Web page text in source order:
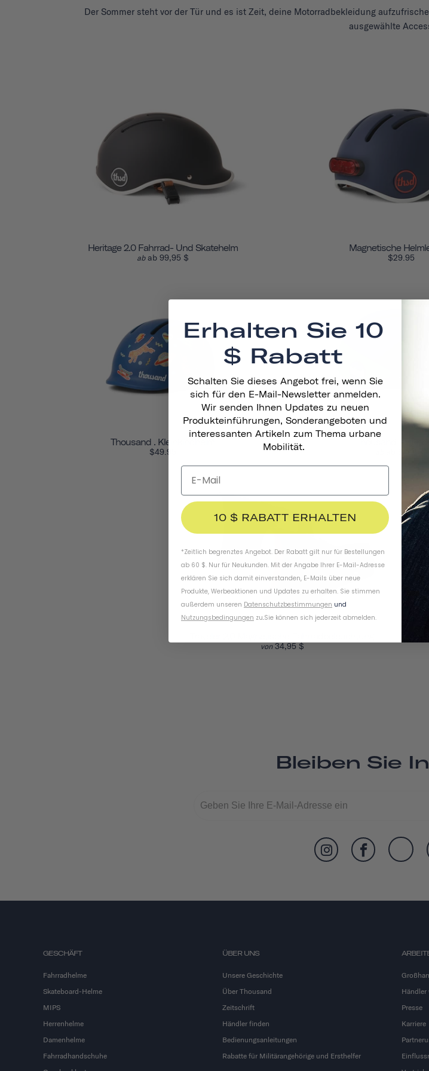
Der Sommer steht vor der Tür und es ist Zeit, deine Motorradbekleidung
ausgewählte
Heritage 2.0 Fahrrad- Und Skatehelm
ab ab 99,95 $
Magnetische
$29.95
Thousand . Kleinkindhelm
$49.95
von 34,95 $
Bleiben Sie
GESCHÄFT
Fahrradhelme
Skateboard-Helme
MIPS
Herrenhelme
Damenhelme
Fahrradhandschuhe
ÜBER UNS
Unsere Geschichte
Über Thousand
Zeitschrift
Händler finden
Bedienungsanleitungen
Rabatte für Militärangehörige und Ersthelfer
Händler
Presse
Karriere
Erhalten Sie 10
$ Rabatt
Schalten Sie dieses Angebot frei, wenn Sie
sich für den E-Mail-Newsletter anmelden.
Wir senden Ihnen Updates zu neuen
Produkteinführungen, Sonderangeboten und
interessanten Artikeln zum Thema urbane
Mobilität.
10 $ RABATT ERHALTEN
*Zeitlich begrenztes Angebot. Der Rabatt gilt nur für Bestellungen
ab 60 $. Nur für Neukunden. Mit der Angabe Ihrer E-Mail-Adresse
erklären Sie sich damit einverstanden, E-Mails über neue
Produkte, Werbeaktionen und Updates zu erhalten. Sie stimmen
außerdem unseren Datenschutzbestimmungen und
Nutzungsbedingungen zu.Sie können sich jederzeit abmelden.